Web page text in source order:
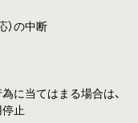
）の中断
に当てはまる場合は、
止